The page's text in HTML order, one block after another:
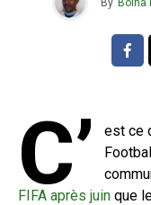
By Boina
C’
est ce
FIFA après juin que